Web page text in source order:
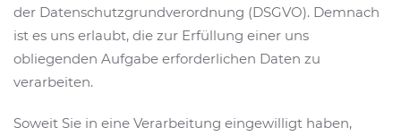
der Datenschutzgrundverordnung (DSGVO). Demnach
ist es uns erlaubt, die zur Erfüllung einer uns
obliegenden Aufgabe erforderlichen Daten zu
verarbeiten.
Soweit Sie in eine Verarbeitung eingewilligt haben,